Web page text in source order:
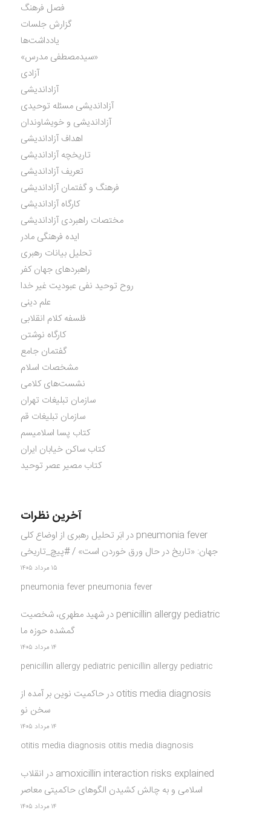
فصل فرهنگ
گزارش جلسات
یادداشت‌ها
«سیدمصطفی مدرس»
آزادی
آزاداندیشی
آزاداندیشی مسئله توحیدی
آزاداندیشی و خویشاوندان
اهداف آزاداندیشی
تاریخچه آزاداندیشی
تعریف آزاداندیشی
فرهنگ و گفتمان آزاداندیشی
کارگاه آزاداندیشی
مختصات راهبردی آزاداندیشی
ایده فرهنگی مادر
تحلیل بیانات رهبری
راهبردهای جهان کفر
روح توحید نفی عبودیت غیر خدا
علم دینی
فلسفه کلام انقلابی
کارگاه نوشتن
گفتمان جامع
مشخصات اسلام
نشست‌های کلامی
سازمان تبلیغات تهران
سازمان تبلیغات قم
کتاب پسا اسلامیسم
کتاب ساکن خیابان ایران
کتاب مصیر عصر توحید
آخرین نظرات
pneumonia fever درابَر تحلیل رهبری از اوضاع کلی
جهان: «تاریخ در حال ورق خوردن است» / #پیچ_تاریخی
۱۵ مرداد ۱۴۰۵
pneumonia fever pneumonia fever
penicillin allergy pediatric درشهید مطهری، شخصیت
گمشده حوزه ما
۱۴ مرداد ۱۴۰۵
penicillin allergy pediatric penicillin allergy pediatric
otitis media diagnosis درحاکمیت نوین بر آمده از
سخن نو
۱۴ مرداد ۱۴۰۵
otitis media diagnosis otitis media diagnosis
amoxicillin interaction risks explained در انقلاب
اسلامی و به چالش کشیدن الگوهای حاکمیتی معاصر
۱۴ مرداد ۱۴۰۵